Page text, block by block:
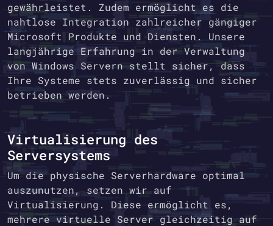
gewährleistet. Zudem ermöglicht es die
nahtlose Integration zahlreicher gängiger
Microsoft Produkte und Diensten. Unsere
langjährige Erfahrung in der Verwaltung
von Windows Servern stellt sicher, dass
Ihre Systeme stets zuverlässig und sicher
betrieben werden.
Virtualisierung des
Serversystems
Um die physische Serverhardware optimal
auszunutzen, setzen wir auf
Virtualisierung. Diese ermöglicht es,
mehrere virtuelle Server gleichzeitig auf